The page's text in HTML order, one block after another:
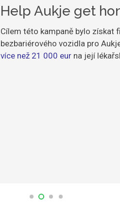
Help Aukje get
Cílem této kampaně bylo získat
bezbariérového vozidla pro
více než 21 000 eur na její